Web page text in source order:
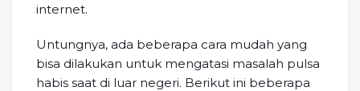
internet.
Untungnya, ada beberapa cara mudah yang
bisa dilakukan untuk mengatasi masalah pulsa
habis saat di luar negeri. Berikut ini beberapa